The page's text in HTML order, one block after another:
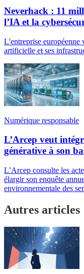
Neverhack : 11
l’IA et la
L'entreprise européenne
artificielle et ses
Numérique responsable
L’Arcep veut
générative à son
L’Arcep consulte les
élargir son enquête
environnementale des
Autres articles